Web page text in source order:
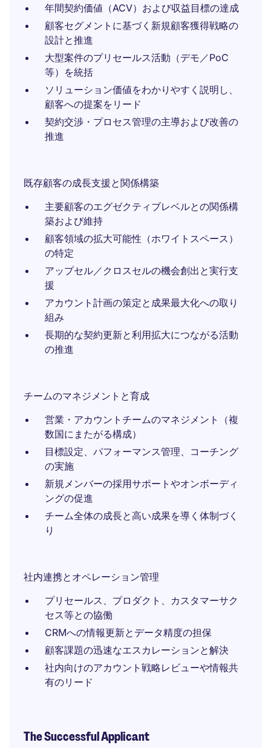
年間契約価値（ACV）および収益目標の達成
顧客セグメントに基づく新規顧客獲得戦略の
設計と推進
大型案件のプリセールス活動（デモ／PoC
等）を統括
ソリューション価値をわかりやすく説明し、
顧客への提案をリード
契約交渉・プロセス管理の主導および改善の
推進
既存顧客の成長支援と関係構築
主要顧客のエグゼクティブレベルとの関係構
築および維持
顧客領域の拡大可能性（ホワイトスペース）
の特定
アップセル／クロスセルの機会創出と実行支
援
アカウント計画の策定と成果最大化への取り
組み
長期的な契約更新と利用拡大につながる活動
の推進
チームのマネジメントと育成
営業・アカウントチームのマネジメント（複
数国にまたがる構成）
目標設定、パフォーマンス管理、コーチング
の実施
新規メンバーの採用サポートやオンボーディ
ングの促進
チーム全体の成長と高い成果を導く体制づく
り
社内連携とオペレーション管理
プリセールス、プロダクト、カスタマーサク
セス等との協働
CRMへの情報更新とデータ精度の担保
顧客課題の迅速なエスカレーションと解決
社内向けのアカウント戦略レビューや情報共
有のリード
The Successful Applicant